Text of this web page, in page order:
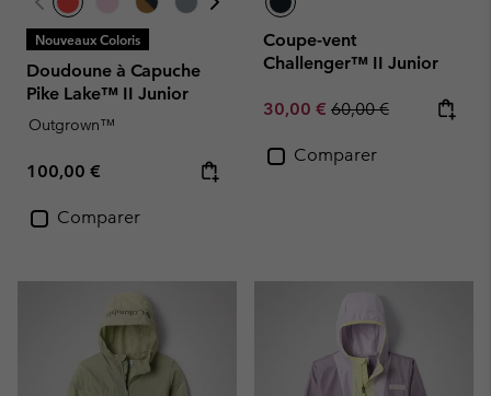
Nouveaux Coloris
Doudoune à Capuche
Pike Lake™ II Junior
Outgrown™
Regular price:
100,00 €
Comparer
Coupe-vent
Challenger™ II Junior
Sale price:
30,00 € Regular price:
60,00 €
Comparer